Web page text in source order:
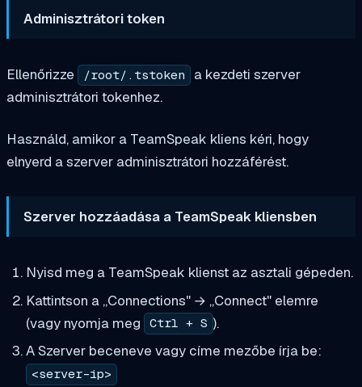
Adminisztrátori token
Ellenőrizze /root/.tstoken
a kezdeti szerver
adminisztrátori tokenhez.
Használd, amikor a TeamSpeak kliens kéri, hogy
elnyerd a szerver adminisztrátori hozzáférést.
Szerver hozzáadása a TeamSpeak kliensben
Nyisd meg a TeamSpeak klienst az asztali gépeden.
Kattintson a „Connections" → „Connect" elemre
(vagy nyomja meg Ctrl + S ).
A Szerver beceneve vagy címe mezőbe írja be:
<server-ip>